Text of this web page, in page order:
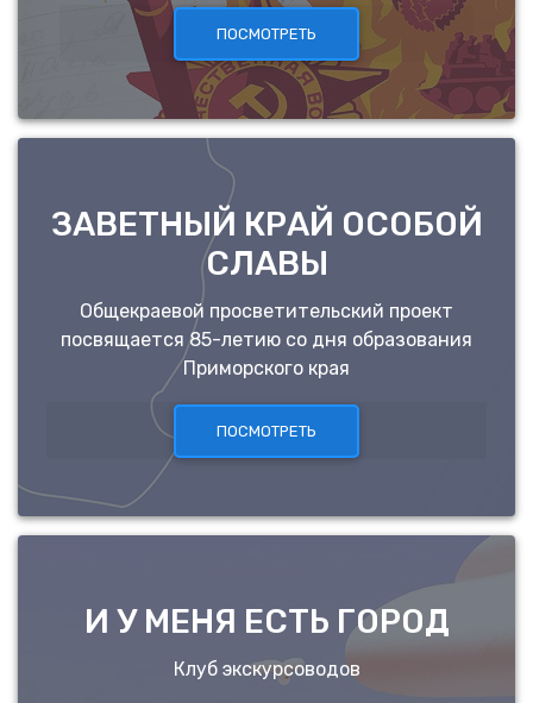
ПОСМОТРЕТЬ
ЗАВЕТНЫЙ КРАЙ ОСОБОЙ
СЛАВЫ
Общекраевой просветительский проект
посвящается 85-летию со дня образования
Приморского края
ПОСМОТРЕТЬ
И У МЕНЯ ЕСТЬ ГОРОД
Клуб экскурсоводов